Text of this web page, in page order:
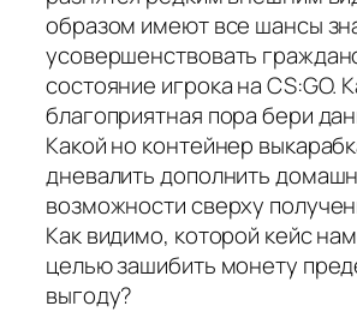
образом имеют все шансы
усовершенствовать
состояние игрока на CS:GO.
благоприятная пора бери
Какой но контейнер
дневалить дополнить
возможности сверху
Как видимо, которой кейс
целью зашибить монету
выгоду?